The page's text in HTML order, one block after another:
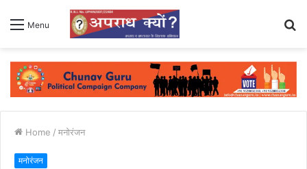
Menu
Home / मनोरंजन
मनोरंजन